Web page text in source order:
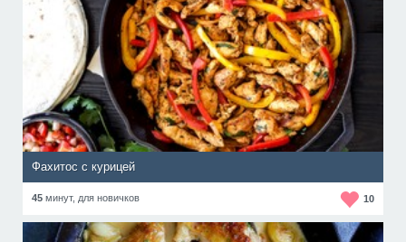
Фахитос с курицей
45 минут, для новичков 10